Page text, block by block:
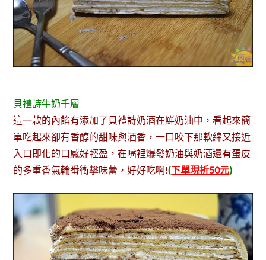
貝禮詩牛奶千層
這一款的內餡有添加了貝禮詩奶酒在鮮奶油中，看起來簡
單吃起來卻有香醇的甜味與酒香，一口咬下那軟綿又接近
入口即化的口感好輕盈，在嘴裡爆發奶油與奶酒還有蛋皮
的多重香氣輪番衝擊味蕾，好好吃啊!(下單現折50元)